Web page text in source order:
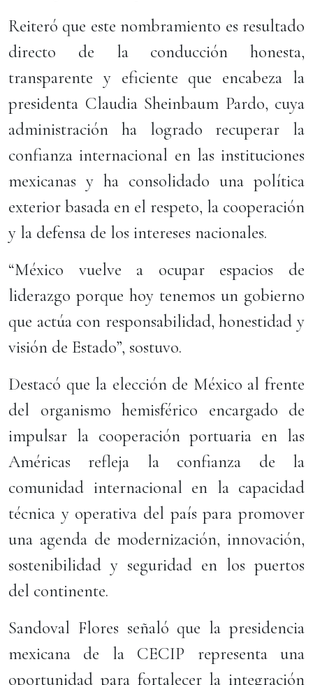
Reiteró que este nombramiento es resultado
directo de la conducción honesta,
transparente y eficiente que encabeza la
presidenta Claudia Sheinbaum Pardo, cuya
administración ha logrado recuperar la
confianza internacional en las instituciones
mexicanas y ha consolidado una política
exterior basada en el respeto, la cooperación
y la defensa de los intereses nacionales.
“México vuelve a ocupar espacios de
liderazgo porque hoy tenemos un gobierno
que actúa con responsabilidad, honestidad y
visión de Estado”, sostuvo.
Destacó que la elección de México al frente
del organismo hemisférico encargado de
impulsar la cooperación portuaria en las
Américas refleja la confianza de la
comunidad internacional en la capacidad
técnica y operativa del país para promover
una agenda de modernización, innovación,
sostenibilidad y seguridad en los puertos
del continente.
Sandoval Flores señaló que la presidencia
mexicana de la CECIP representa una
oportunidad para fortalecer la integración